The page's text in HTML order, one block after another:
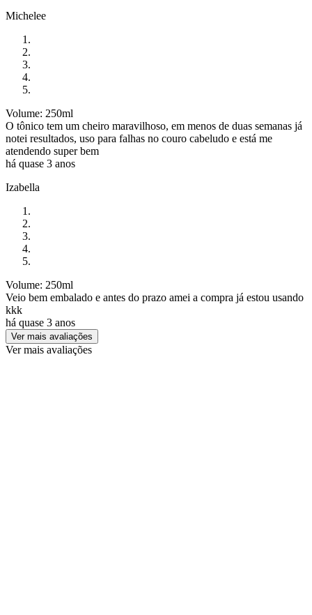
Michelee
Volume: 250ml
O tônico tem um cheiro maravilhoso, em menos de duas semanas já
notei resultados, uso para falhas no couro cabeludo e está me
atendendo super bem
há quase 3 anos
Izabella
Volume: 250ml
Veio bem embalado e antes do prazo amei a compra já estou usando
kkk
há quase 3 anos
Ver mais avaliações
Ver mais avaliações